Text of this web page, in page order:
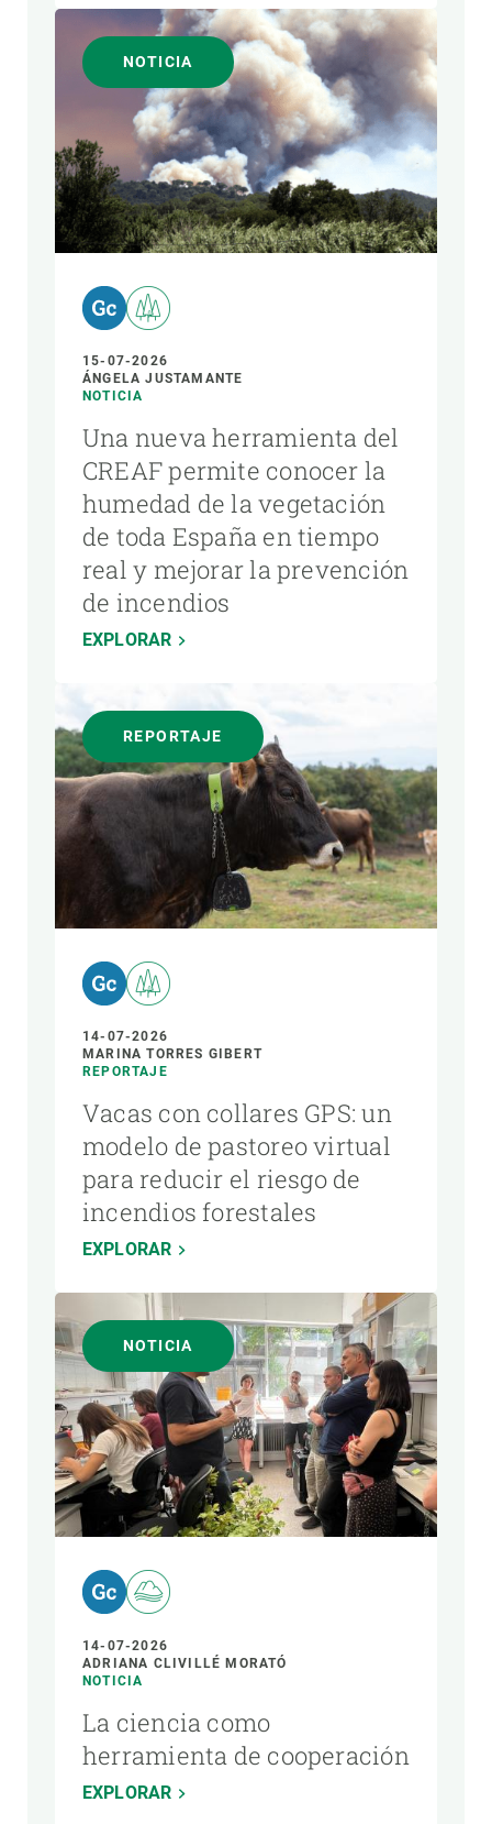
NOTICIA
15-07-2026
ÁNGELA JUSTAMANTE
NOTICIA
Una nueva herramienta del
CREAF permite conocer la
humedad de la vegetación
de toda España en tiempo
real y mejorar la prevención
de incendios
EXPLORAR
REPORTAJE
14-07-2026
MARINA TORRES GIBERT
REPORTAJE
Vacas con collares GPS: un
modelo de pastoreo virtual
para reducir el riesgo de
incendios forestales
EXPLORAR
NOTICIA
14-07-2026
ADRIANA CLIVILLÉ MORATÓ
NOTICIA
La ciencia como
herramienta de cooperación
EXPLORAR